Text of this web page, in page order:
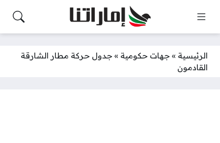
الرئيسية » جهات حكومية » جدول حركة مطار الشارقة
القادمون